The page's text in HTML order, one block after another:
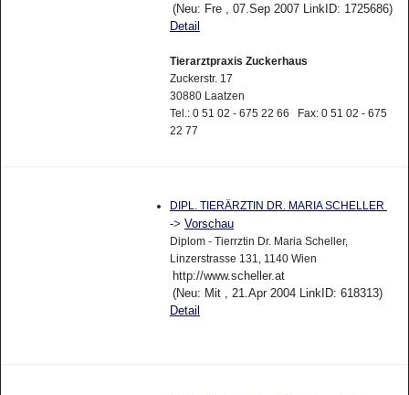
(Neu: Fre , 07.Sep 2007 LinkID: 1725686)
Detail
Tierarztpraxis Zuckerhaus
Zuckerstr. 17
30880 Laatzen
Tel.: 0 51 02 - 675 22 66 Fax: 0 51 02 - 675
22 77
DIPL. TIERÄRZTIN DR. MARIA SCHELLER
-> Vorschau
Diplom - Tierrztin Dr. Maria Scheller,
Linzerstrasse 131, 1140 Wien
http://www.scheller.at
(Neu: Mit , 21.Apr 2004 LinkID: 618313)
Detail